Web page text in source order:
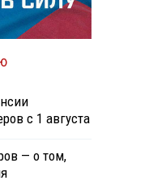
с 1 августа
— о том,